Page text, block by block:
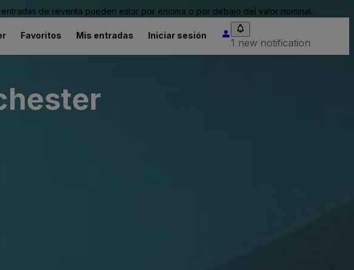
de reventa pueden estar por encima o por debajo del valor nominal.
Favoritos Mis entradas Iniciar sesión
1 new notification